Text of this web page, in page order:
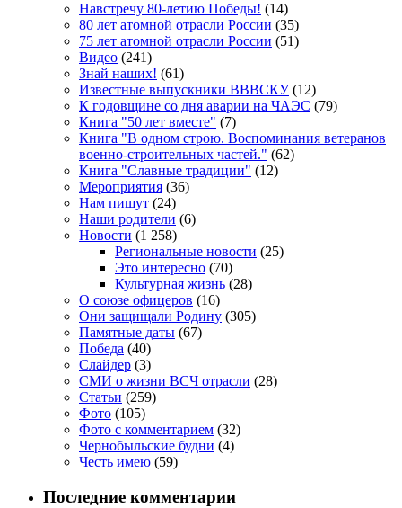
Навстречу 80-летию Победы! (14)
80 лет атомной отрасли России (35)
75 лет атомной отрасли России (51)
Видео (241)
Знай наших! (61)
Известные выпускники ВВВСКУ(12)
К годовщине со дня аварии на ЧАЭС (79)
Книга "50 лет вместе" (7)
Книга "В одном строю. Воспоминания ветеранов
военно-строительных частей." (62)
Книга "Славные традиции" (12)
Мероприятия (36)
Нам пишут (24)
Наши родители (6)
Новости (1 258)
Региональные новости (25)
Это интересно (70)
Культурная жизнь (28)
О союзе офицеров (16)
Они защищали Родину (305)
Памятные даты (67)
Победа (40)
Слайдер (3)
СМИ о жизни ВСЧ отрасли (28)
Статьи (259)
Фото (105)
Фото с комментарием (32)
Чернобыльские будни (4)
Честь имею (59)
Последние комментарии